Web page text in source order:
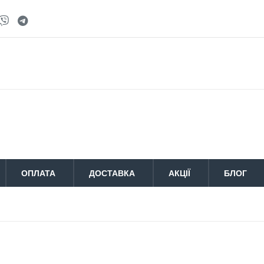
ОПЛАТА ДОСТАВКА АКЦІЇ БЛОГ